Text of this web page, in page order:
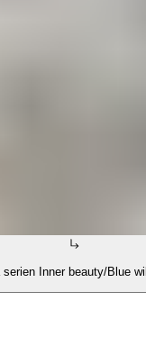
serien Inner beauty/Blue